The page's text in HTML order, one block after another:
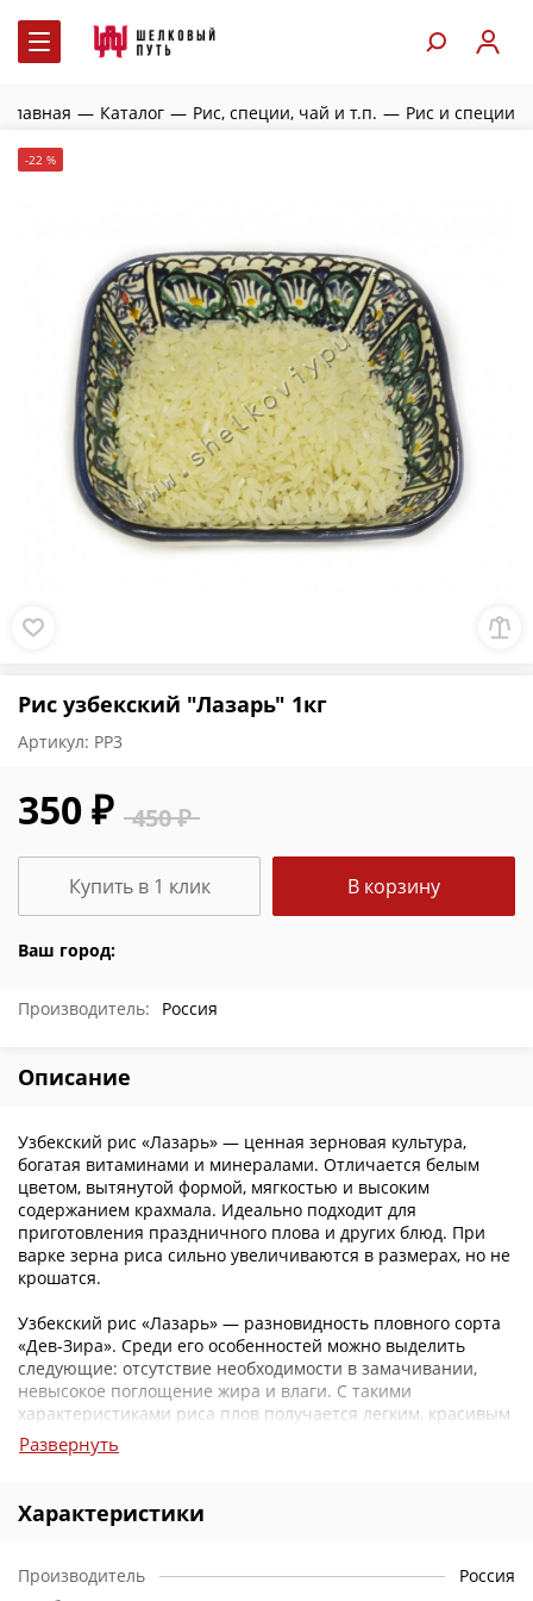
Главная — Каталог — Рис, специи, чай и т.п. — Рис и специи
-22 %
Рис узбекский "Лазарь" 1кг
Артикул: РР3
450 ₽
350 ₽
Ваш город:
В корзину
Купить в 1 клик
Производитель: Россия
Описание
Узбекский рис «Лазарь» — ценная зерновая культура,
богатая витаминами и минералами. Отличается белым
цветом, вытянутой формой, мягкостью и высоким
содержанием крахмала. Идеально подходит для
приготовления праздничного плова и других блюд. При
варке зерна риса сильно увеличиваются в размерах, но не
крошатся.
Узбекский рис «Лазарь» — разновидность пловного сорта
«Дев-Зира». Среди его особенностей можно выделить
следующие: отсутствие необходимости в замачивании,
невысокое поглощение жира и влаги. С такими
характеристиками риса плов получается легким, красивым
и более рыхлым.
магазине?
по самым демократичным ценам.
Развернуть
Характеристики
Производитель
Россия